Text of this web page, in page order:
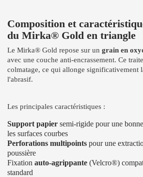
Composition et
du Mirka® Gold en triangle
Le Mirka® Gold repose sur un grain en
avec une couche anti-encrassement. Ce
colmatage, ce qui allonge significativement
l'abrasif.
Les principales caractéristiques :
Support papier semi-rigide pour une
les surfaces courbes
Perforations multipoints pour une
poussière
Fixation auto-agrippante (Velcro®)
standard